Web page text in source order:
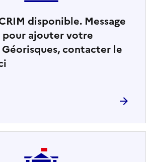
disponible. Message
pour ajouter votre
Géorisques, contacter le